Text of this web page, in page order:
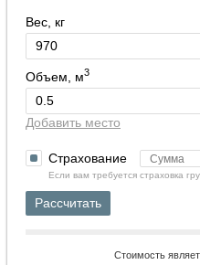
Вес, кг
Объем, м3
Добавить место
Страхование
Если вам требуется страховка
Рассчитать
Стоимость